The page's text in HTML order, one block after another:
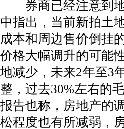
券商已经注意到
中指出，当前新拍土
成本和周边售价倒挂
价格大幅调升的可能
地减少，未来2年至3
整，过去30%左右的
报告也称，房地产的
松程度也有所减弱，